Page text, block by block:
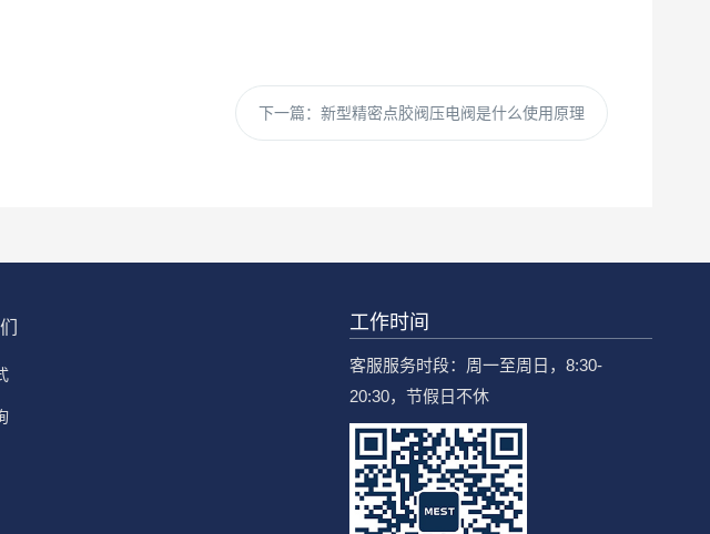
下一篇： 新型精密点胶阀压电阀是什么使用原理
工作时间
客服服务时段：周一至周日，8:30-
20:30，节假日不休